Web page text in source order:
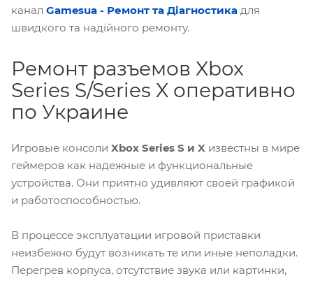
канал Gamesua - Ремонт та Діагностика для
швидкого та надійного ремонту.
Ремонт разъемов Xbox
Series S/Series X оперативно
по Украине
Игровые консоли Xbox Series S и X известны в мире
геймеров как надежные и функциональные
устройства. Они приятно удивляют своей графикой
и работоспособностью.
В процессе эксплуатации игровой приставки
неизбежно будут возникать те или иные неполадки.
Перегрев корпуса, отсутствие звука или картинки,